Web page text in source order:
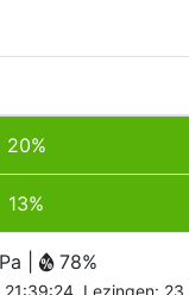
20%
13%
| 78%
Lezingen: 23.